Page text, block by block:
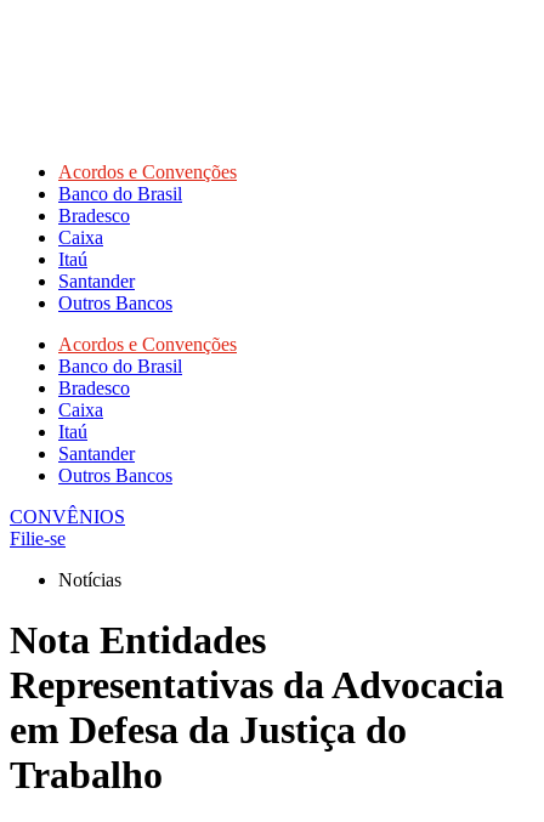
Acordos e Convenções
Banco do Brasil
Bradesco
Caixa
Itaú
Santander
Outros Bancos
Acordos e Convenções
Banco do Brasil
Bradesco
Caixa
Itaú
Santander
Outros Bancos
CONVÊNIOS
Filie-se
Notícias
Nota Entidades
Representativas da Advocacia
em Defesa da Justiça do
Trabalho